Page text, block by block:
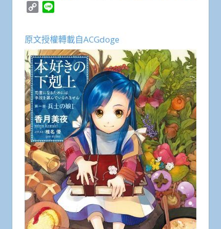
Copy
原文授權轉載自ACGdoge